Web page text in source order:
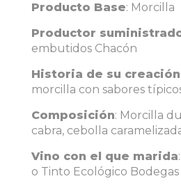
Producto Base: Morcilla
Productor
embutidos Chacón
Historia de su creación
morcilla con sabores
Composición: Morcilla
cabra, cebolla
Vino con el que marida
o Tinto Ecológico Bodegas